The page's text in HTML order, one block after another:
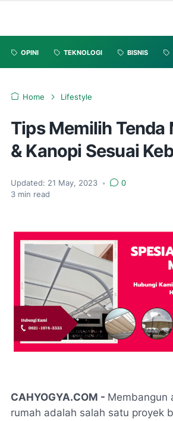
OPINI TEKNOLOGI BISNIS
Home Lifestyle
Tips Memilih Tenda
& Kanopi Sesuai
Updated: 21 May, 2023 •
0
3 min read
CAHYOGYA.COM - Membangun
rumah adalah salah satu proyek